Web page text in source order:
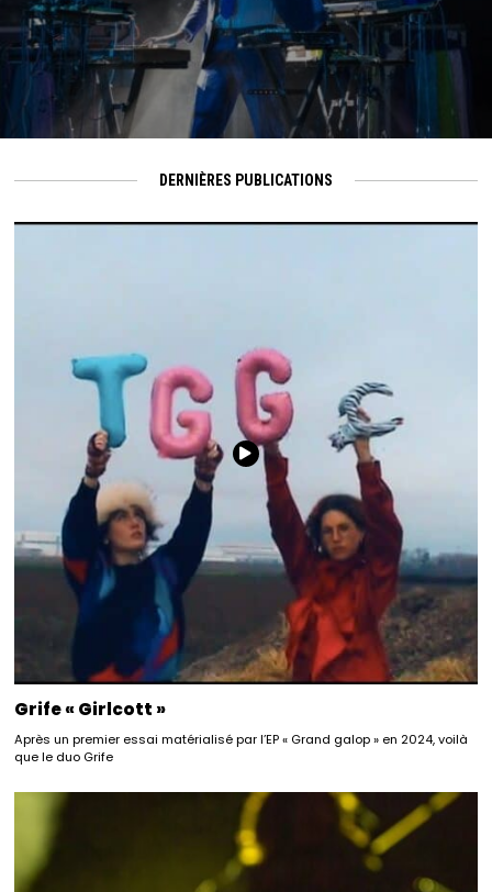
DERNIÈRES PUBLICATIONS
Grife « Girlcott »
Après un premier essai matérialisé par l’EP « Grand galop » en 2024, voilà
que le duo Grife